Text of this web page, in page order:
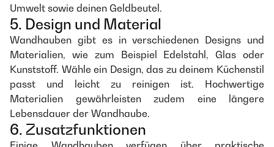
Umwelt sowie deinen Geldbeutel.
5. Design und Material
Wandhauben gibt es in verschiedenen Designs und
Materialien, wie zum Beispiel Edelstahl, Glas oder
Kunststoff. Wähle ein Design, das zu deinem Küchenstil
passt und leicht zu reinigen ist. Hochwertige
Materialien gewährleisten zudem eine längere
Lebensdauer der Wandhaube.
6. Zusatzfunktionen